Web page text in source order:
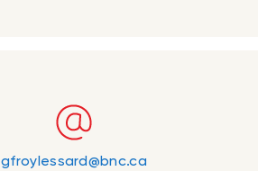
gfroylessard@bnc.ca